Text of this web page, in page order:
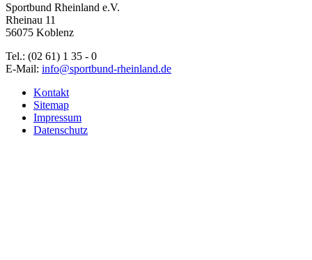
Sportbund Rheinland e.V.
Rheinau 11
56075 Koblenz
Tel.: (02 61) 1 35 - 0
E-Mail: info@sportbund-rheinland.de
Kontakt
Sitemap
Impressum
Datenschutz